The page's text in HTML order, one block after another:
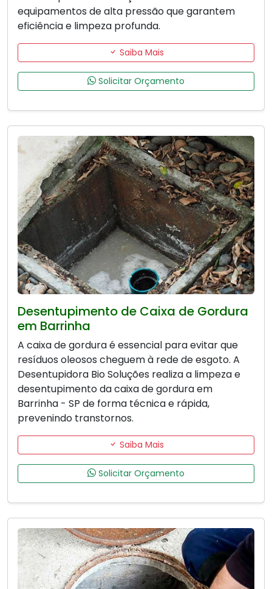
equipamentos de alta pressão que garantem
eficiência e limpeza profunda.
Saiba Mais
Solicitar Orçamento
Desentupimento de Caixa de Gordura
em Barrinha
A caixa de gordura é essencial para evitar que
resíduos oleosos cheguem à rede de esgoto. A
Desentupidora Bio Soluções realiza a limpeza e
desentupimento da caixa de gordura em
Barrinha - SP de forma técnica e rápida,
prevenindo transtornos.
Saiba Mais
Solicitar Orçamento